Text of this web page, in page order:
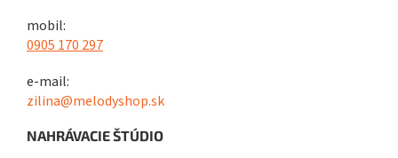
mobil:
0905 170 297
e-mail:
zilina@melodyshop.sk
NAHRÁVACIE ŠTÚDIO